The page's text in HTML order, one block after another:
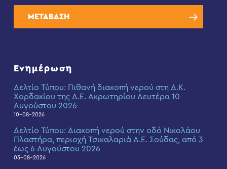
ΜΕΤΑΒΑΣΗ
Ενημέρωση
Δελτίο Τύπου: Πιθανή διακοπή νερού στη Δ.Κ.
Χορδακίου της Δ.Ε. Ακρωτηρίου Δευτέρα 10
Αυγούστου 2026
10-08-2026
Δελτίο Τύπου: Διακοπή νερού στην οδό Νικολάου
Πλαστήρα, περιοχή Τσικαλαριά Δ.Ε. Σούδας, από 3
έως 6 Αυγούστου 2026
03-08-2026